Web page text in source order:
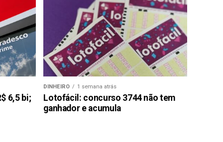
6,5 bi;
DINHEIRO 1 semana atrás
Lotofácil: concurso 3744 não tem
ganhador e acumula